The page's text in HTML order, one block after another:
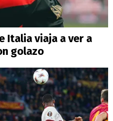
Italia viaja a ver a
golazo